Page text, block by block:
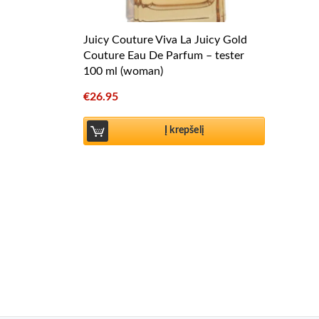
Juicy Couture Viva La Juicy Gold
Couture Eau De Parfum – tester
100 ml (woman)
€26.95
Į krepšelį